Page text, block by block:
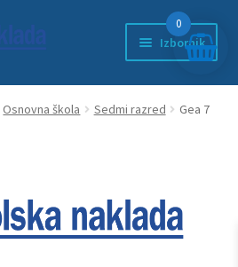
Izbornik
Osnovna škola Sedmi razred Gea 7
0